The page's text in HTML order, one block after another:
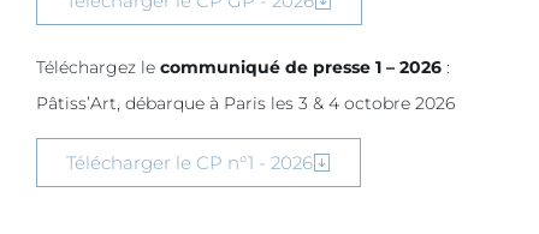
Téléchargez le communiqué de presse 1 – 2026 :
Pâtiss’Art, débarque à Paris les 3 & 4 octobre 2026
Télécharger le CP n°1 - 2026